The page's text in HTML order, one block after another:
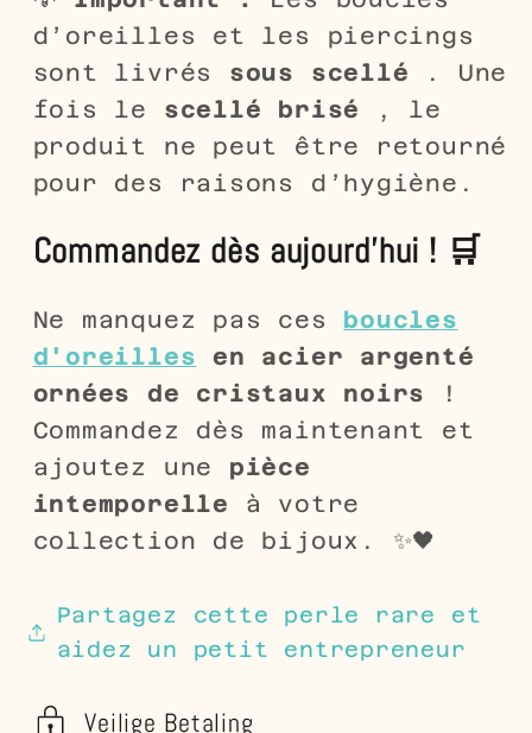
d’oreilles et les piercings
sont livrés sous scellé . Une
fois le scellé brisé , le
produit ne peut être retourné
pour des raisons d’hygiène.
Commandez dès aujourd'hui ! 🛒
Ne manquez pas ces boucles
d'oreilles en acier argenté
ornées de cristaux noirs
!
Commandez dès maintenant et
ajoutez une pièce
intemporelle à votre
collection de bijoux. ✨🖤
Partagez cette perle rare et
aidez un petit entrepreneur
Veilige Betaling